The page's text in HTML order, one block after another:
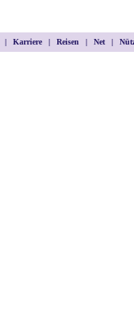
| Karriere | Reisen | Net |